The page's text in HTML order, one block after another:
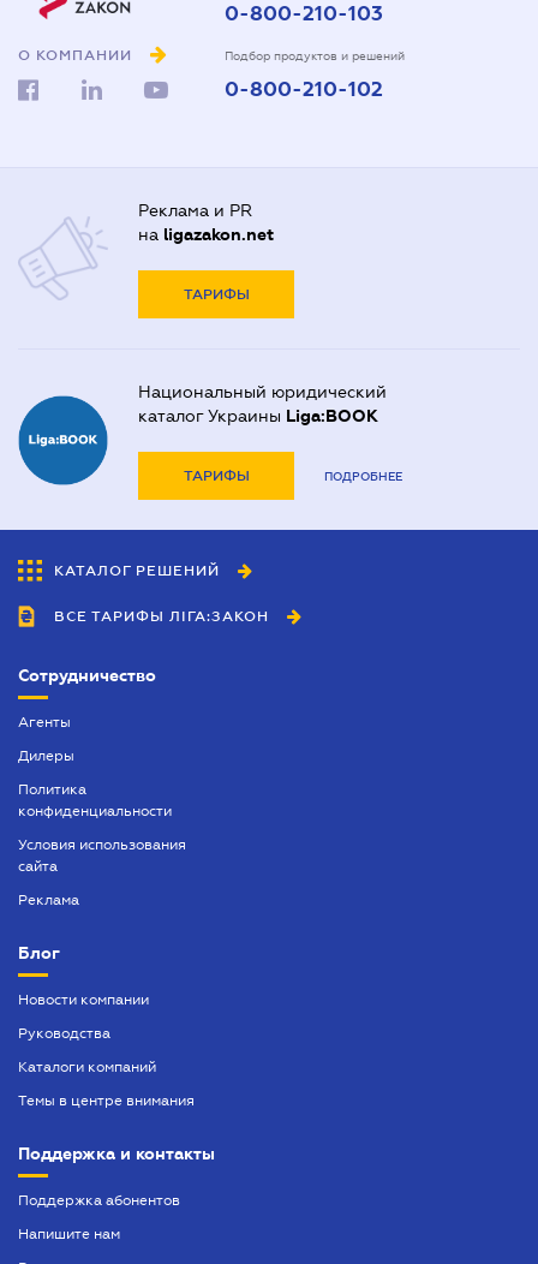
О КОМПАНИИ
0-800-210-103
Подбор продуктов и решений
0-800-210-102
Реклама и PR
на ligazakon.net
ТАРИФЫ
Национальный юридический
каталог Украины Liga:BOOK
ТАРИФЫ ПОДРОБНЕЕ
КАТАЛОГ РЕШЕНИЙ
ВСЕ ТАРИФЫ ЛІГА:ЗАКОН
Сотрудничество
Агенты
Дилеры
Политика
конфиденциальности
Условия использования
сайта
Реклама
Блог
Новости компании
Руководства
Каталоги компаний
Темы в центре внимания
Поддержка и контакты
Поддержка абонентов
Напишите нам